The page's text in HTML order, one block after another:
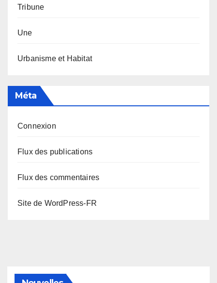
Tribune
Une
Urbanisme et Habitat
Méta
Connexion
Flux des publications
Flux des commentaires
Site de WordPress-FR